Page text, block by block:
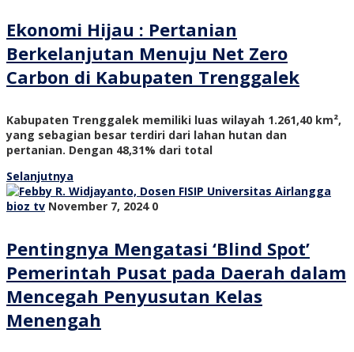
Ekonomi Hijau : Pertanian
Berkelanjutan Menuju Net Zero
Carbon di Kabupaten Trenggalek
Kabupaten Trenggalek memiliki luas wilayah 1.261,40 km²,
yang sebagian besar terdiri dari lahan hutan dan
pertanian. Dengan 48,31% dari total
Selanjutnya
bioz tv November 7, 2024 0
Pentingnya Mengatasi ‘Blind Spot’
Pemerintah Pusat pada Daerah dalam
Mencegah Penyusutan Kelas
Menengah